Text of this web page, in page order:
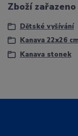
Zboží
Dětské vyšívání
Kanava 22x26
Kanava stonek